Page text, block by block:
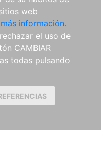
web
información.
el uso de
CAMBIAR
todas pulsando